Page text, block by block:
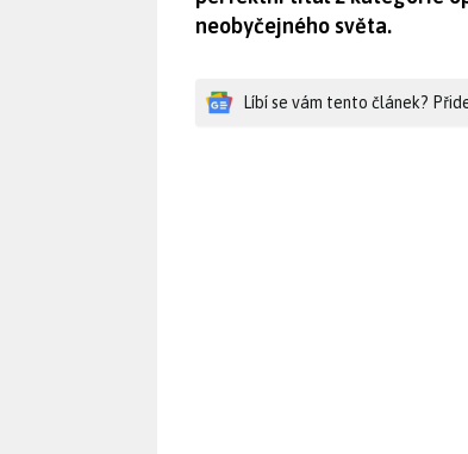
neobyčejného světa.
Líbí se vám tento článek?